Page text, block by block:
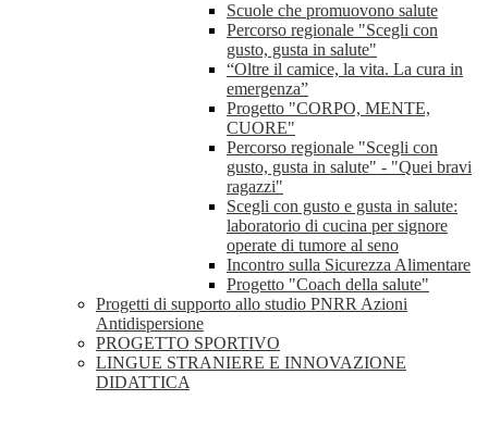
Scuole che promuovono salute
Percorso regionale "Scegli con
gusto, gusta in salute"
“Oltre il camice, la vita. La cura in
emergenza”
Progetto "CORPO, MENTE,
CUORE"
Percorso regionale "Scegli con
gusto, gusta in salute" - "Quei bravi
ragazzi"
Scegli con gusto e gusta in salute:
laboratorio di cucina per signore
operate di tumore al seno
Incontro sulla Sicurezza Alimentare
Progetto "Coach della salute"
Progetti di supporto allo studio PNRR Azioni
Antidispersione
PROGETTO SPORTIVO
LINGUE STRANIERE E INNOVAZIONE
DIDATTICA